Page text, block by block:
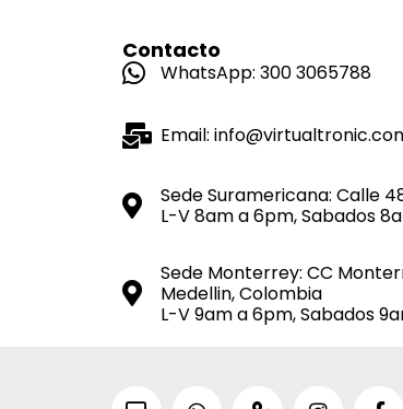
Contacto
WhatsApp: 300 3065788
Email:
Sede Suramericana: Calle
L-V 8am a 6pm, Sabados
Sede Monterrey: CC
Medellin, Colombia
L-V 9am a 6pm, Sabados